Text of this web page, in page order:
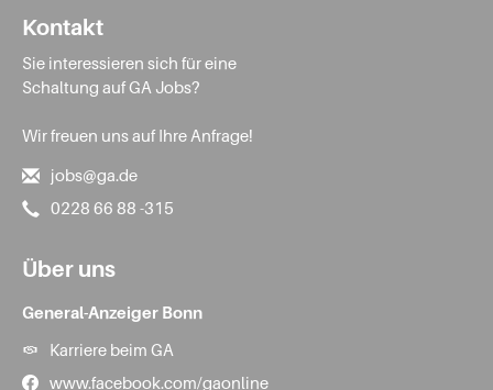
Kontakt
Sie interessieren sich für eine
Schaltung auf GA Jobs?
Wir freuen uns auf Ihre Anfrage!
jobs@ga.de
0228 66 88 -315
Über uns
General-Anzeiger Bonn
Karriere beim GA
www.facebook.com/gaonline